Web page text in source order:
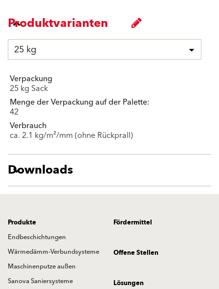
Produktvarianten
25 kg
Verpackung
25 kg Sack
Menge der Verpackung auf der Palette:
42
Verbrauch
ca. 2.1 kg/m²/mm (ohne Rückprall)
Downloads
Produkte
Endbeschichtungen
Wärmedämm-Verbundsysteme
Maschinenputze außen
Sanova Saniersysteme
Fördermittel
Offene Stellen
Lösungen